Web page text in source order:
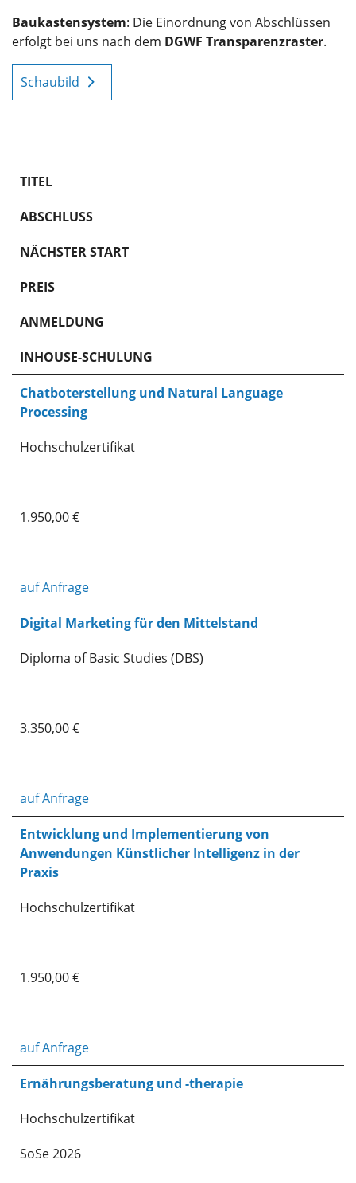
Baukastensystem: Die Einordnung von Abschlüssen
erfolgt bei uns nach dem DGWF Transparenzraster.
Schaubild
TITEL
ABSCHLUSS
NÄCHSTER START
PREIS
ANMELDUNG
INHOUSE-SCHULUNG
Chatboterstellung und Natural Language
Processing
Hochschulzertifikat
1.950,00 €
auf Anfrage
Digital Marketing für den Mittelstand
Diploma of Basic Studies (DBS)
3.350,00 €
auf Anfrage
Entwicklung und Implementierung von
Anwendungen Künstlicher Intelligenz in der
Praxis
Hochschulzertifikat
1.950,00 €
auf Anfrage
Ernährungsberatung und -therapie
Hochschulzertifikat
SoSe 2026